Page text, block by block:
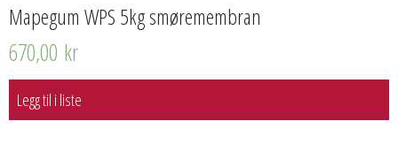
Mapegum WPS 5kg smøremembran
670,00 kr
Legg til i liste